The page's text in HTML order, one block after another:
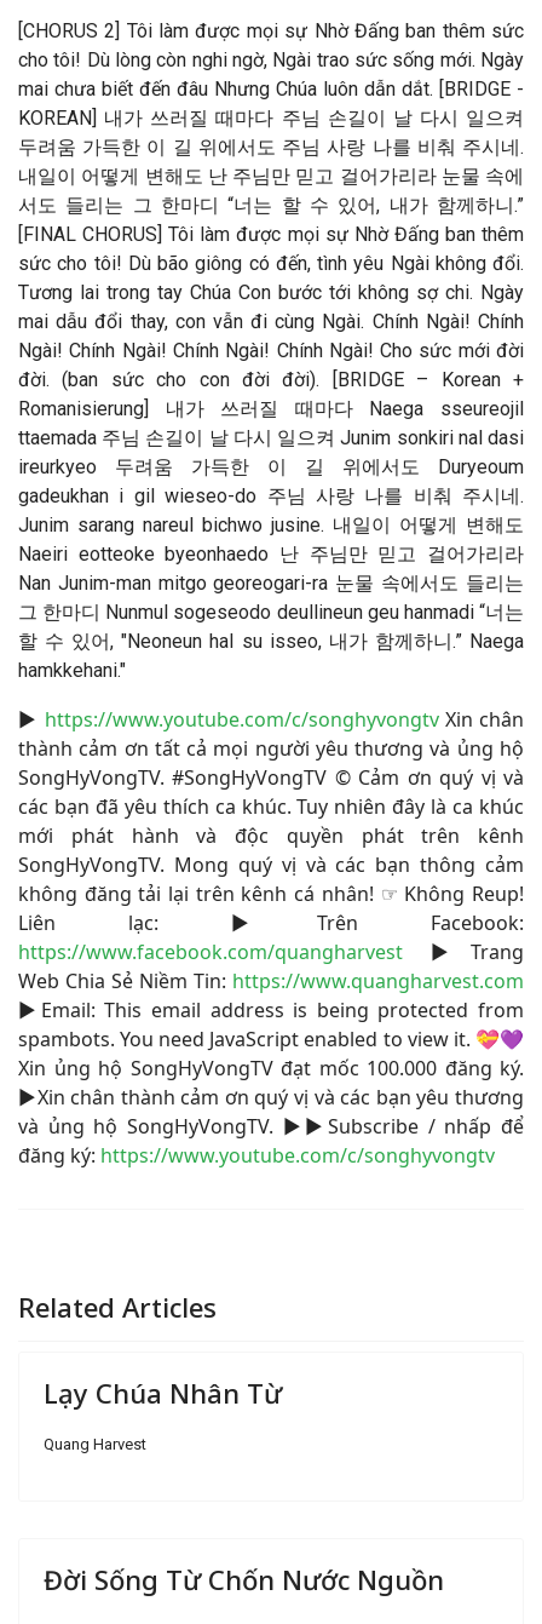
[CHORUS 2] Tôi làm được mọi sự Nhờ Đấng ban thêm sức
cho tôi! Dù lòng còn nghi ngờ, Ngài trao sức sống mới. Ngày
mai chưa biết đến đâu Nhưng Chúa luôn dẫn dắt. [BRIDGE -
KOREAN] 내가 쓰러질 때마다 주님 손길이 날 다시 일으켜
두려움 가득한 이 길 위에서도 주님 사랑 나를 비춰 주시네.
내일이 어떻게 변해도 난 주님만 믿고 걸어가리라 눈물 속에
서도 들리는 그 한마디 “너는 할 수 있어, 내가 함께하니.”
[FINAL CHORUS] Tôi làm được mọi sự Nhờ Đấng ban thêm
sức cho tôi! Dù bão giông có đến, tình yêu Ngài không đổi.
Tương lai trong tay Chúa Con bước tới không sợ chi. Ngày
mai dẫu đổi thay, con vẫn đi cùng Ngài. Chính Ngài! Chính
Ngài! Chính Ngài! Chính Ngài! Chính Ngài! Cho sức mới đời
đời. (ban sức cho con đời đời). [BRIDGE – Korean +
Romanisierung] 내가 쓰러질 때마다 Naega sseureojil
ttaemada 주님 손길이 날 다시 일으켜 Junim sonkiri nal dasi
ireurkyeo 두려움 가득한 이 길 위에서도 Duryeoum
gadeukhan i gil wieseo-do 주님 사랑 나를 비춰 주시네.
Junim sarang nareul bichwo jusine. 내일이 어떻게 변해도
Naeiri eotteoke byeonhaedo 난 주님만 믿고 걸어가리라
Nan Junim-man mitgo georeogari-ra 눈물 속에서도 들리는
그 한마디 Nunmul sogeseodo deullineun geu hanmadi “너는
할 수 있어, "Neoneun hal su isseo, 내가 함께하니.” Naega
hamkkehani."
▶ https://www.youtube.com/c/songhyvongtv​ Xin chân
thành cảm ơn tất cả mọi người yêu thương và ủng hộ
SongHyVongTV. #SongHyVongTV​ © Cảm ơn quý vị và
các bạn đã yêu thích ca khúc. Tuy nhiên đây là ca khúc
mới phát hành và độc quyền phát trên kênh
SongHyVongTV. Mong quý vị và các bạn thông cảm
không đăng tải lại trên kênh cá nhân! ☞ Không Reup!
Liên lạc: ▶Trên Facebook:
https://www.facebook.com/quangharvest ▶Trang
Web Chia Sẻ Niềm Tin: https://www.quangharvest.com
▶Email:This email address is being protected from
spambots. You need JavaScript enabled to view it. 💝💜
Xin ủng hộ SongHyVongTV đạt mốc 100.000 đăng ký.
▶Xin chân thành cảm ơn quý vị và các bạn yêu thương
và ủng hộ SongHyVongTV. ▶▶Subscribe / nhấp để
đăng ký: https://www.youtube.com/c/songhyvongtv
Related Articles
Lạy Chúa Nhân Từ
Quang Harvest
Đời Sống Từ Chốn Nước Nguồn